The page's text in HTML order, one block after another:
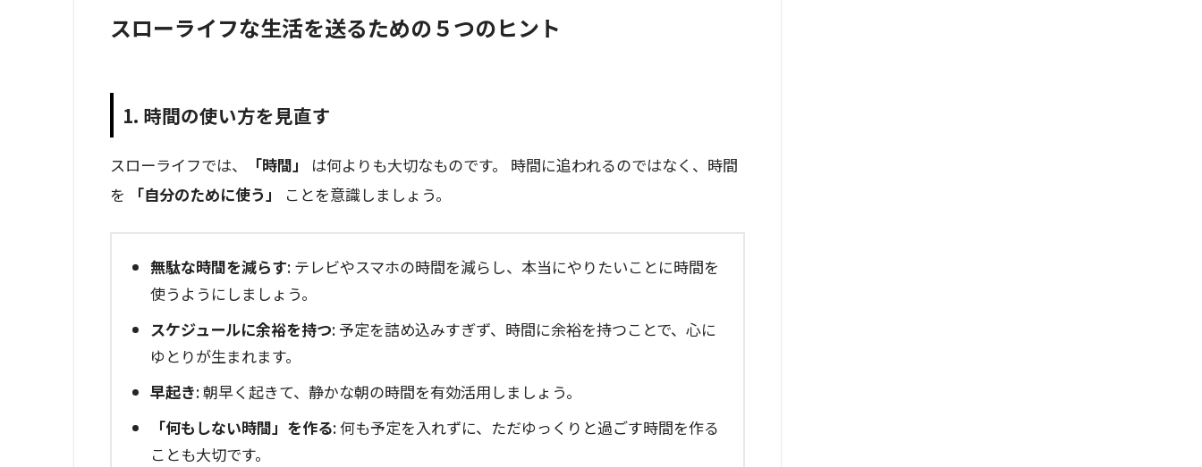
スローライフな生活を送るための５つのヒント
1. 時間の使い方を見直す
スローライフでは、 「時間」
は何よりも大切なものです。 時間に追われるのではなく、時間
を
「自分のために使う」 ことを意識しましょう。
無駄な時間を減らす: テレビやスマホの時間を減らし、本当にやりたいことに時間を
使うようにしましょう。
スケジュールに余裕を持つ: 予定を詰め込みすぎず、時間に余裕を持つことで、心に
ゆとりが生まれます。
早起き: 朝早く起きて、静かな朝の時間を有効活用しましょう。
「何もしない時間」を作る: 何も予定を入れずに、ただゆっくりと過ごす時間を作る
ことも大切です。